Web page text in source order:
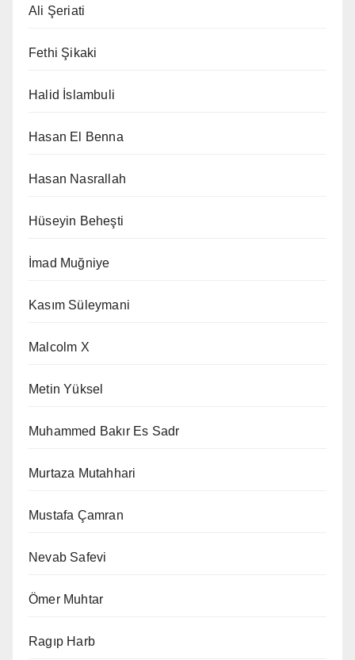
Ali Şeriati
Fethi Şikaki
Halid İslambuli
Hasan El Benna
Hasan Nasrallah
Hüseyin Beheşti
İmad Muğniye
Kasım Süleymani
Malcolm X
Metin Yüksel
Muhammed Bakır Es Sadr
Murtaza Mutahhari
Mustafa Çamran
Nevab Safevi
Ömer Muhtar
Ragıp Harb